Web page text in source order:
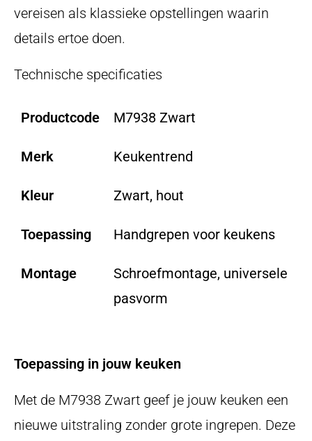
vereisen als klassieke opstellingen waarin
details ertoe doen.
Technische specificaties
Productcode M7938 Zwart
Merk Keukentrend
Kleur Zwart, hout
Toepassing Handgrepen voor keukens
Montage
Schroefmontage, universele
pasvorm
Toepassing in jouw keuken
Met de M7938 Zwart geef je jouw keuken een
nieuwe uitstraling zonder grote ingrepen. Deze